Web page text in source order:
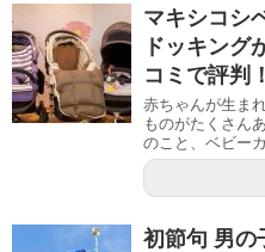
マキシコシ
ドッキング
コミで評判！
赤ちゃんが生ま
ものがたくさん
のこと、ベビー
初節句 男の